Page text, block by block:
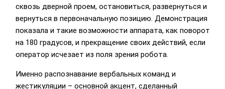
сквозь дверной проем, остановиться, развернуться и
вернуться в первоначальную позицию. Демонстрация
показала и такие возможности аппарата, как поворот
на 180 градусов, и прекращение своих действий, если
оператор исчезает из поля зрения робота.
Именно распознавание вербальных команд и
жестикуляции – основной акцент, сделанный